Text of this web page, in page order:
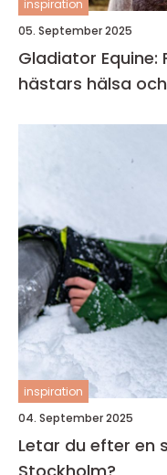
inspiration
05. September 2025
Gladiator
hästars hälsa
inspiration
04. September 2025
Letar du efter en